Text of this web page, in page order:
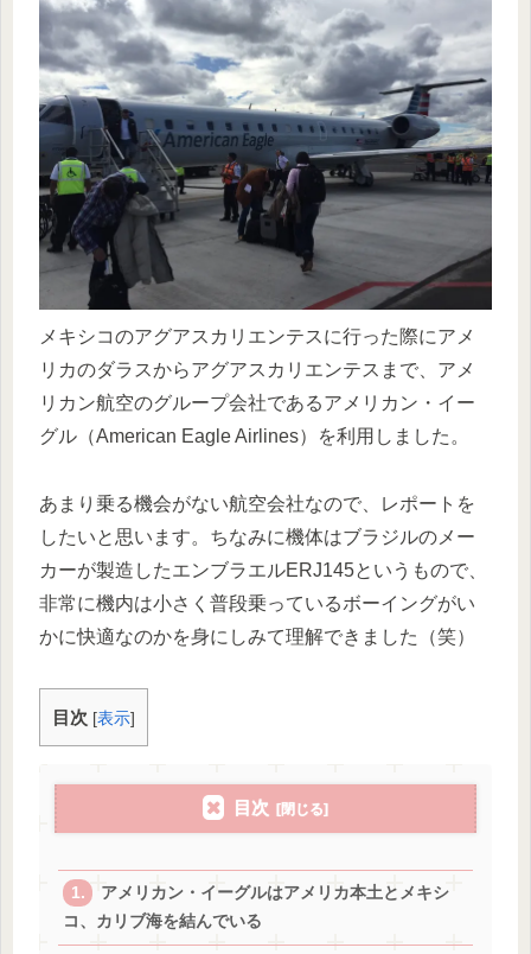
メキシコのアグアスカリエンテスに行った際にアメ
リカのダラスからアグアスカリエンテスまで、アメ
リカン航空のグループ会社であるアメリカン・イー
グル（American Eagle Airlines）を利用しました。
あまり乗る機会がない航空会社なので、レポートを
したいと思います。ちなみに機体はブラジルのメー
カーが製造したエンブラエルERJ145というもので、
非常に機内は小さく普段乗っているボーイングがい
かに快適なのかを身にしみて理解できました（笑）
目次 [表示]
目次
アメリカン・イーグルはアメリカ本土とメキシ
コ、カリブ海を結んでいる